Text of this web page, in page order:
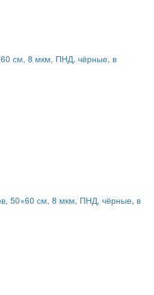
см, 8 мкм, ПНД, чёрные, в
50×60 см, 8 мкм, ПНД, чёрные, в